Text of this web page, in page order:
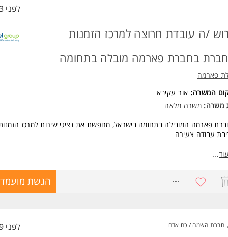
לפני 13 דקות
/ה עובדת חרוצה למרכז הזמנות
בחברת פארמה מובלה בתחומה
פארמה
המשרה: אור עקיבא
משרה: משרה מלאה
פארמה המובילה בתחומה בישראל, מחפשת את נציגי שירות למרכז
עבודה צעירה
באדמינסטרציה
מלאה ביישומי מחשב ואופיס
בתוכנת סאפ- לא חובה
עוד...
הגשת
חברת השמה / כח אדם לפני 49 דקות